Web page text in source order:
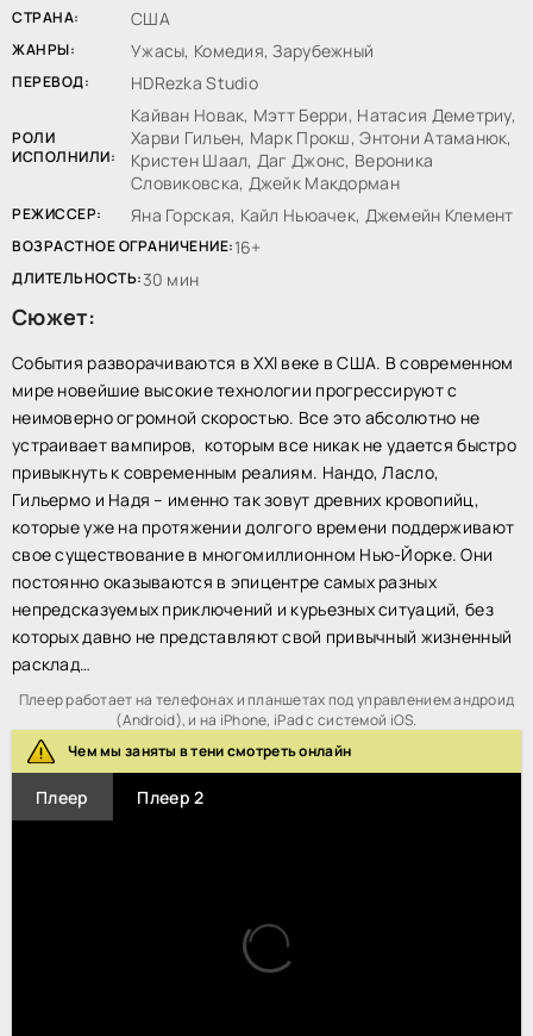
СТРАНА: США
ЖАНРЫ: Ужасы, Комедия, Зарубежный
ПЕРЕВОД: HDRezka Studio
РОЛИ
ИСПОЛНИЛИ:
Кайван Новак, Мэтт Берри, Натасия Деметриу,
Харви Гильен, Марк Прокш, Энтони Атаманюк,
Кристен Шаал, Даг Джонс, Вероника
Словиковска, Джейк Макдорман
РЕЖИССЕР: Яна Горская, Кайл Ньюачек, Джемейн Клемент
ВОЗРАСТНОЕ ОГРАНИЧЕНИЕ:16+
ДЛИТЕЛЬНОСТЬ:30 мин
Сюжет:
События разворачиваются в XXI веке в США. В современном
мире новейшие высокие технологии прогрессируют с
неимоверно огромной скоростью. Все это абсолютно не
устраивает вампиров, которым все никак не удается быстро
привыкнуть к современным реалиям. Нандо, Ласло,
Гильермо и Надя – именно так зовут древних кровопийц,
которые уже на протяжении долгого времени поддерживают
свое существование в многомиллионном Нью-Йорке. Они
постоянно оказываются в эпицентре самых разных
непредсказуемых приключений и курьезных ситуаций, без
которых давно не представляют свой привычный жизненный
расклад…
Плеер работает на телефонах и планшетах под управлением андроид
(Android), и на iPhone, iPad с системой iOS.
Чем мы заняты в тени смотреть онлайн
Плеер Плеер 2